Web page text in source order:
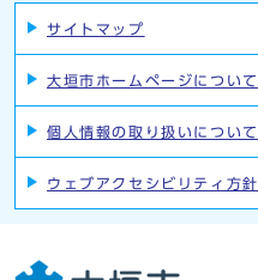
サイトマップ
大垣市ホームページについて
個人情報の取り扱いについて
ウェブアクセシビリティ方針